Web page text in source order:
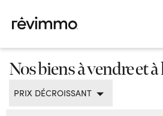
Nos biens à vendre et
PRIX DÉCROISSANT